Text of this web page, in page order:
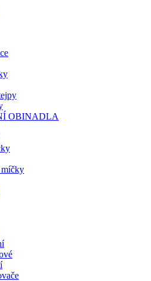
OBINADLA
míčky